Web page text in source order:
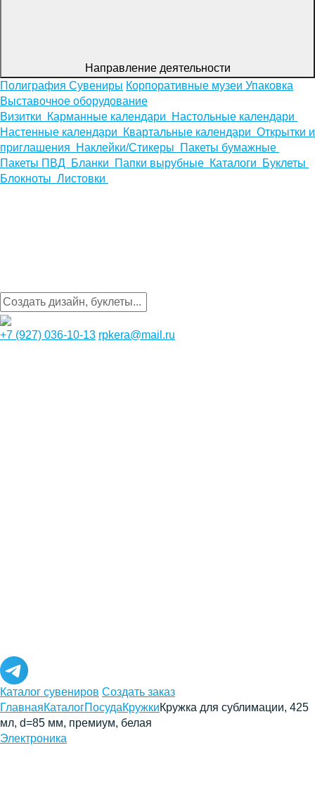
Направление деятельности
Полиграфия Сувениры Корпоративные музеи Упаковка
Выставочное оборудование
Визитки
Карманные календари
Настольные календари
Настенные календари
Квартальные календари Открытки и
приглашения
Наклейки/Стикеры
Пакеты бумажные
Пакеты ПВД Бланки Папки вырубные Каталоги
Буклеты
Блокноты Листовки
+7 (927) 036-10-13 rpkera@mail.ru
Каталог сувениров Создать заказ
ГлавнаяКаталогПосудаКружкиКружка для сублимации, 425
мл, d=85 мм, премиум, белая
Электроника